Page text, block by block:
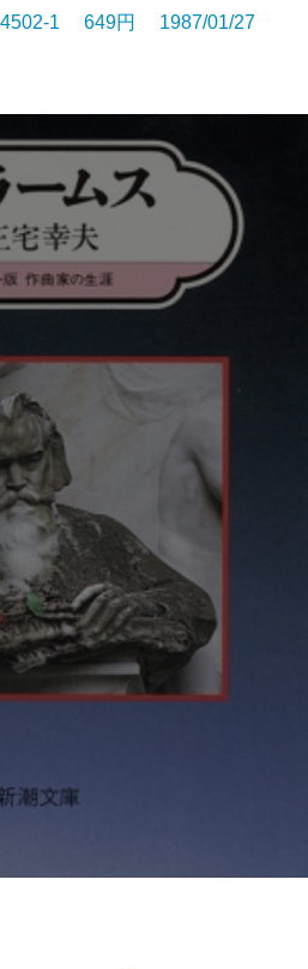
1 649円 1987/01/27